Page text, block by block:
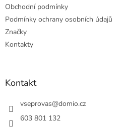
Obchodní podmínky
Podmínky ochrany osobních údajů
Značky
Kontakty
Kontakt
vseprovas@domio.cz
603 801 132